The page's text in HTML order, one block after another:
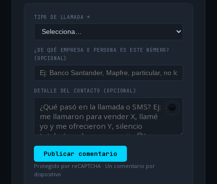
TIPO DE LLAMADA *
¿DE QUÉ EMPRESA O PERSONA ES ESTE NÚMERO?
(OPCIONAL)
DETALLE DEL CONTACTO (OPCIONAL)
😀
Publicar comentario
Protegido por reCAPTCHA · Un comentario por
dispositivo